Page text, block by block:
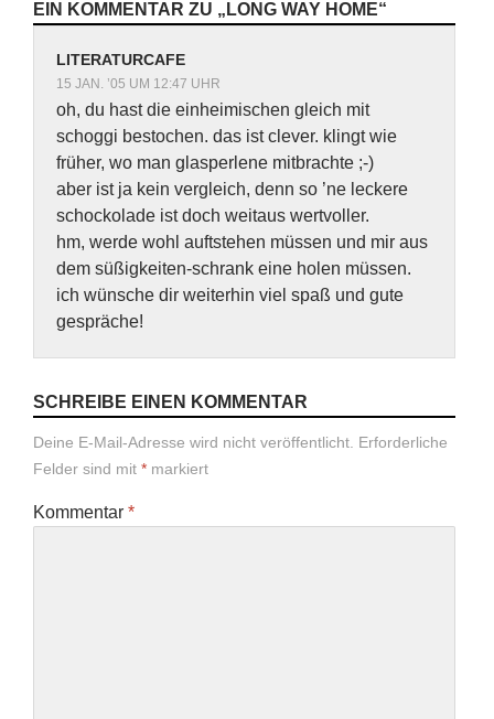
EIN KOMMENTAR ZU „LONG WAY HOME“
LITERATURCAFE
15 JAN. ’05 UM 12:47 UHR
oh, du hast die einheimischen gleich mit
schoggi bestochen. das ist clever. klingt wie
früher, wo man glasperlene mitbrachte ;-)
aber ist ja kein vergleich, denn so ’ne leckere
schockolade ist doch weitaus wertvoller.
hm, werde wohl auftstehen müssen und mir aus
dem süßigkeiten-schrank eine holen müssen.
ich wünsche dir weiterhin viel spaß und gute
gespräche!
SCHREIBE EINEN KOMMENTAR
Deine E-Mail-Adresse wird nicht veröffentlicht. Erforderliche
Felder sind mit * markiert
Kommentar *